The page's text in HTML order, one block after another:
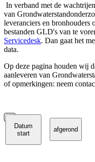
In verband met de
van
leveranciers en bronhouders
bestanden GLD's van te
Servicedesk. Dan gaat het
data.
Op deze pagina houden wij
aanleveren van
of opmerkingen: neem
Datum
start
afgerond